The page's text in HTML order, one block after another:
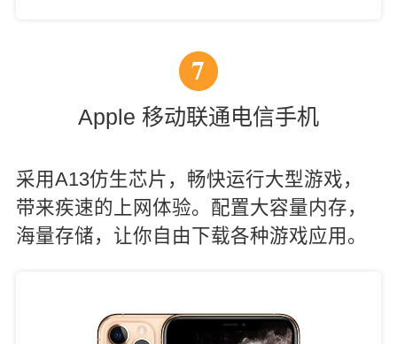
7
Apple 移动联通电信手机
采用A13仿生芯片，畅快运行大型游戏，
带来疾速的上网体验。配置大容量内存，
海量存储，让你自由下载各种游戏应用。